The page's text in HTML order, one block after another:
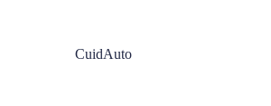
CuidAuto